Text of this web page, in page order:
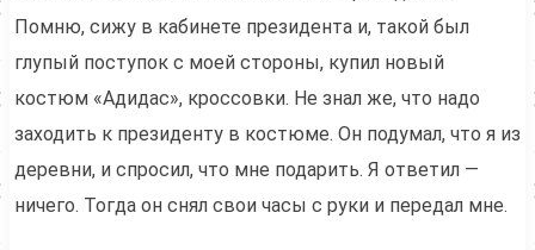
Помню, сижу в кабинете президента и, такой был
глупый поступок с моей стороны, купил новый
костюм «Адидас», кроссовки. Не знал же, что надо
заходить к президенту в костюме. Он подумал, что я из
деревни, и спросил, что мне подарить. Я ответил —
ничего. Тогда он снял свои часы с руки и передал мне.